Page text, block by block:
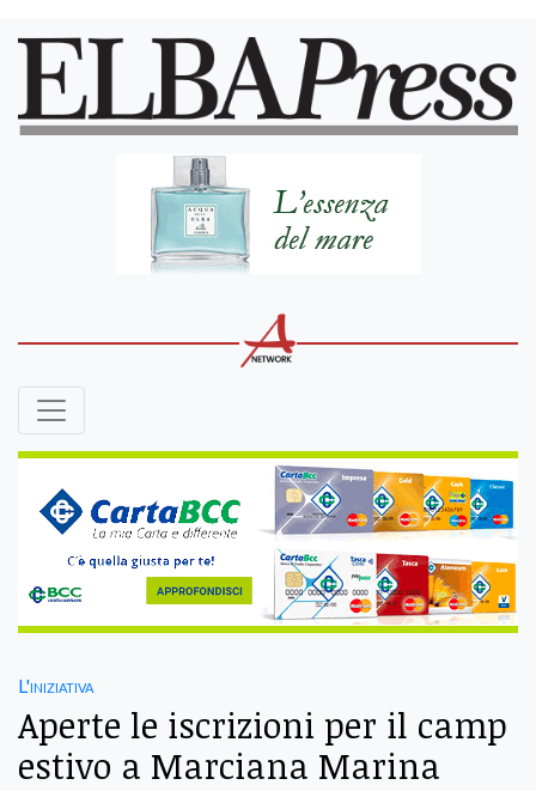
L'iniziativa
Aperte le iscrizioni per il camp
estivo a Marciana Marina